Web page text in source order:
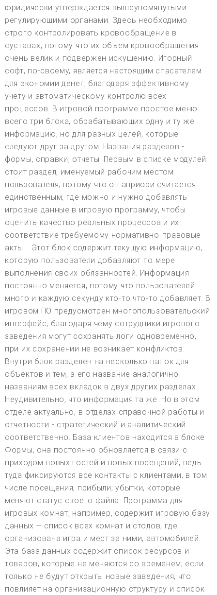
юридически утверждается вышеупомянутыми
регулирующими органами. Здесь необходимо
строго контролировать кровообращение в
суставах, потому что их объем кровообращения
очень велик и подвержен искушению. Игорный
софт, по-своему, является настоящим спасателем
для экономии денег, благодаря эффективному
учету и автоматическому контролю всех
процессов. В игровой программе простое меню:
всего три блока, обрабатывающих одну и ту же
информацию, но для разных целей, которые
следуют друг за другом. Названия разделов -
формы, справки, отчеты. Первым в списке модулей
стоит раздел, именуемый рабочим местом
пользователя, потому что он априори считается
единственным, где можно и нужно добавлять
игровые данные в игровую программу, чтобы
оценить качество реальных процессов и их
соответствие требуемому нормативно-правовые
акты. . Этот блок содержит текущую информацию,
которую пользователи добавляют по мере
выполнения своих обязанностей. Информация
постоянно меняется, потому что пользователей
много и каждую секунду кто-то что-то добавляет. В
игровом ПО предусмотрен многопользовательский
интерфейс, благодаря чему сотрудники игрового
заведения могут сохранять логи одновременно,
при их сохранении не возникает конфликтов.
Внутри блок разделен на несколько папок для
объектов и тем, а его название аналогично
названиям всех вкладок в двух других разделах.
Неудивительно, что информация та же. Но в этом
отделе актуально, в отделах справочной работы и
отчетности - стратегический и аналитический
соответственно. База клиентов находится в блоке
Формы, она постоянно обновляется в связи с
приходом новых гостей и новых посещений, ведь
туда фиксируются все контакты с клиентами, в том
числе посещения, прибыли, убытки, которые
меняют статус своего файла. Программа для
игровых комнат, например, содержит игровую базу
данных — список всех комнат и столов, где
организована игра и мест за ними, автомобилей.
Эта база данных содержит список ресурсов и
товаров, которые не меняются со временем, если
только не будут открыты новые заведения, что
повлияет на организационную структуру и список